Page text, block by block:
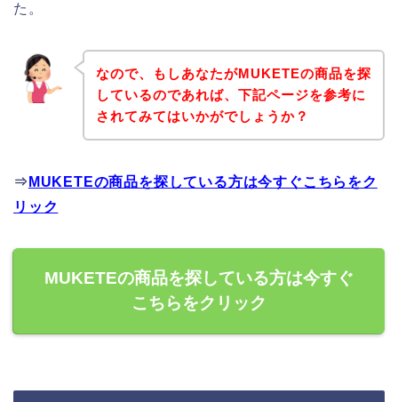
た。
なので、もしあなたがMUKETEの商品を探
しているのであれば、下記ページを参考に
されてみてはいかがでしょうか？
⇒ MUKETEの商品を探している方は今すぐこちらをク
リック
MUKETEの商品を探している方は今すぐ
こちらをクリック